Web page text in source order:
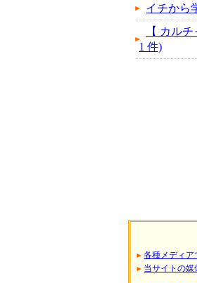
イチから
【 カル
1 件)
各種メディア
当サイトの媒